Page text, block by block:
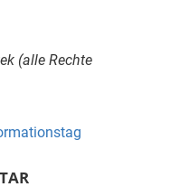
(alle Rechte